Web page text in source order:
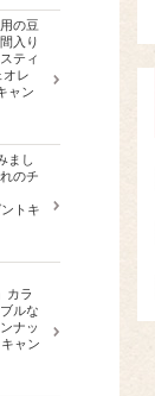
の豆
入り
ティ
オレ
ャン
まし
のチ
トキ
カラ
ルな
ナッ
ャン